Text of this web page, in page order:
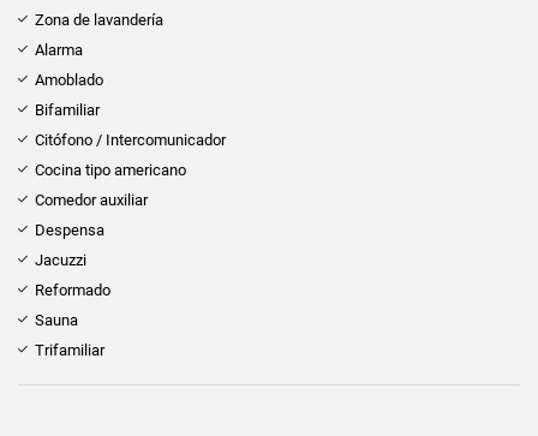
Zona de lavandería
Alarma
Amoblado
Bifamiliar
Citófono / Intercomunicador
Cocina tipo americano
Comedor auxiliar
Despensa
Jacuzzi
Reformado
Sauna
Trifamiliar